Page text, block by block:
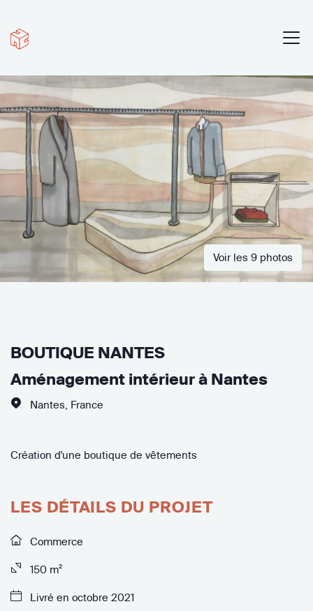
Voir les 9 photos
BOUTIQUE NANTES
Aménagement intérieur à Nantes
Nantes France
Création d'une boutique de vêtements
LES DÉTAILS DU PROJET
Commerce
150 m²
Livré en octobre 2021